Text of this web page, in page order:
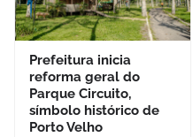
Prefeitura inicia
reforma geral do
Parque Circuito,
símbolo histórico de
Porto Velho